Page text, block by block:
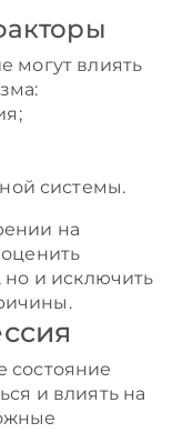
могут влиять
системы.
на
но и исключить
состояние
и влиять на